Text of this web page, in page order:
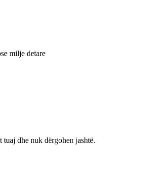
milje detare
tuaj dhe nuk dërgohen jashtë.